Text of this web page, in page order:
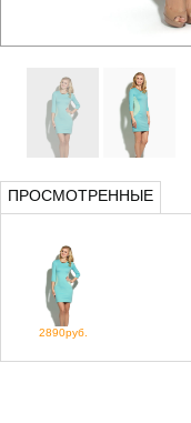
ПРОСМОТРЕННЫЕ
2890руб.